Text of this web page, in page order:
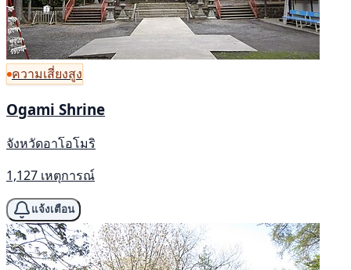
ความเสี่ยงสูง
Ogami Shrine
จังหวัดอาโอโมริ
1,127 เหตุการณ์
แจ้งเตือน